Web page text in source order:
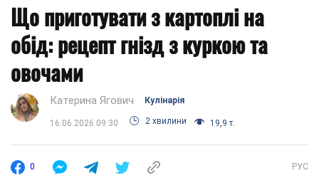
Що приготувати з картоплі на
обід: рецепт гнізд з куркою та
овочами
Катерина Ягович Кулінарія
16.06.2026 09:30 2 хвилини 19,9 т.
0 РУС